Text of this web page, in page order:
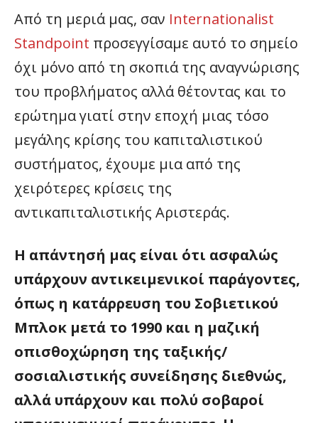
Από τη μεριά μας, σαν Internationalist
Standpoint προσεγγίσαμε αυτό το σημείο
όχι μόνο από τη σκοπιά της αναγνώρισης
του προβλήματος αλλά θέτοντας και το
ερώτημα γιατί στην εποχή μιας τόσο
μεγάλης κρίσης του καπιταλιστικού
συστήματος, έχουμε μια από της
χειρότερες κρίσεις της
αντικαπιταλιστικής Αριστεράς.
Η απάντησή μας είναι ότι ασφαλώς
υπάρχουν αντικειμενικοί παράγοντες,
όπως η κατάρρευση του Σοβιετικού
Μπλοκ μετά το 1990 και η μαζική
οπισθοχώρηση της ταξικής/
σοσιαλιστικής συνείδησης διεθνώς,
αλλά υπάρχουν και πολύ σοβαροί